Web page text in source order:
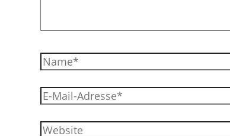
Name*
E-
Mail-
Adresse*
Website